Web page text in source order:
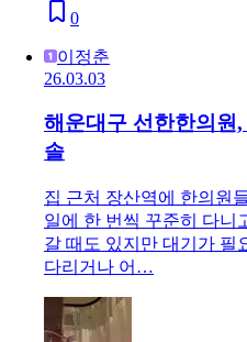
0
이정춘
26.03.03
해운대구 선한한의원
솔
집 근처 장산역에 한의원
일에 한 번씩 꾸준히 다니
갈 때도 있지만 대기가 필
다리거나 어…